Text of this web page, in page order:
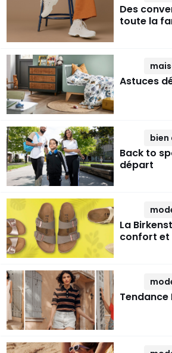
Des
toute la
Astuces
bien
Back to
départ
La
confort et
Tendance